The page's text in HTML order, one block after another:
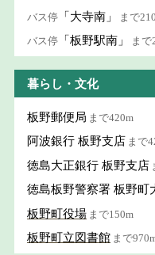
バス停 「大寺南」 まで
バス停 「板野駅南」 まで
暮らし・文化
板野郵便局 まで420m
阿波銀行 板野支店 まで
徳島大正銀行 板野支店
徳島板野警察署 板野町
板野町役場 まで150m
板野町立図書館 まで